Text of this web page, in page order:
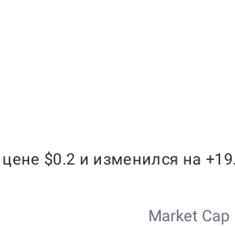
$0.2 и изменился на
Market Cap